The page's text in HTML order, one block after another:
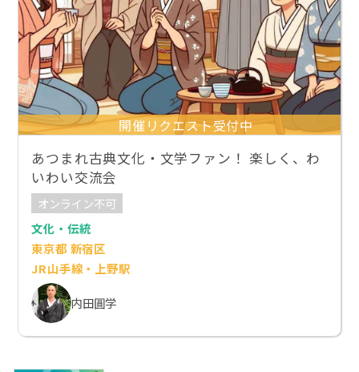
開催リクエスト受付中
あつまれ古典文化・文学ファン！ 楽しく、わ
いわい交流会
オンライン不可
文化・伝統
東京都 新宿区
JR山手線・上野駅
内田圓学